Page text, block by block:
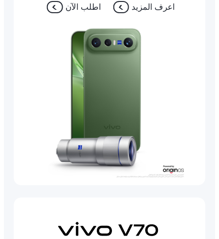
اعرف المزيد اطلب الآن